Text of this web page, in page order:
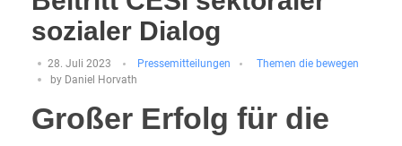
sozialer Dialog
28. Juli 2023 Pressemitteilungen
Themen die bewegen
by Daniel Horvath
Großer Erfolg für die